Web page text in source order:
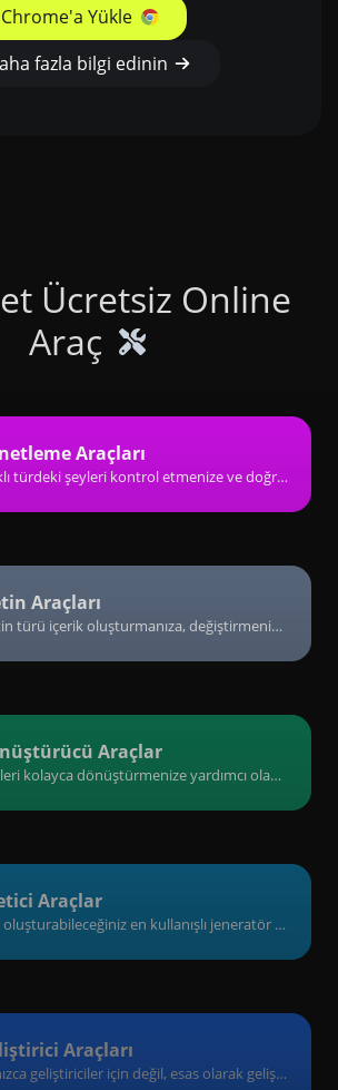
Chrome'a Yükle
fazla bilgi edinin
Ücretsiz Online
Araç
Araçları
Farklı türdeki şeyleri kontrol etmenize ve doğrulamanıza yardımcı olacak harika denetleyici tipi araçlardan oluşan bir koleksiyon.
Araçları
Metin türü içerik oluşturmanıza, değiştirmenize ve geliştirmenize yardımcı olacak, metin içeriğiyle ilgili araçlardan oluşan bir koleksiyon.
Araçlar
Verileri kolayca dönüştürmenize yardımcı olan bir araç koleksiyonu.
Araçlar
Veri oluşturabileceğiniz en kullanışlı jeneratör araçlarından oluşan bir koleksiyon.
Araçları
Yalnızca geliştiriciler için değil, esas olarak geliştiriciler için son derece yararlı araçlardan oluşan bir koleksiyon.